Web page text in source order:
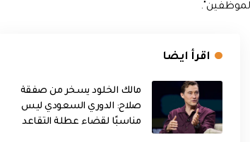
اقرأ ايضا
مالك الخلود يسخر من صفقة
صلاح: الدوري السعودي ليس
مناسبًا لقضاء عطلة التقاعد